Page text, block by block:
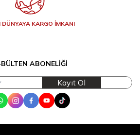
DÜNYAYA KARGO İMKANI
BÜLTEN ABONELIĞI
Kayıt Ol
InstagramFacebook
YoutubeTik Tok